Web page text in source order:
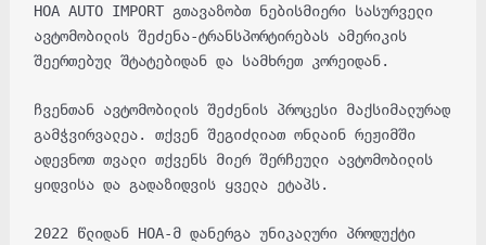
HOA AUTO IMPORT გთავაზობთ ნებისმიერი სასურველი
ავტომობილის შეძენა-ტრანსპორტირებას ამერიკის
შეერთებულ შტატებიდან და სამხრეთ კორეიდან.
ჩვენთან ავტომობილის შეძენის პროცესი მაქსიმალურად
გამჭვირვალეა. თქვენ შეგიძლიათ ონლაინ რეჟიმში
ადევნოთ თვალი თქვენს მიერ შერჩეული ავტომობილის
ყიდვისა და გადაზიდვის ყველა ეტაპს.
2022 წლიდან HOA-მ დანერგა უნიკალური პროდუქტი